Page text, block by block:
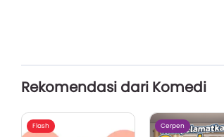
Rekomendasi dari Komedi
Flash Cerpen